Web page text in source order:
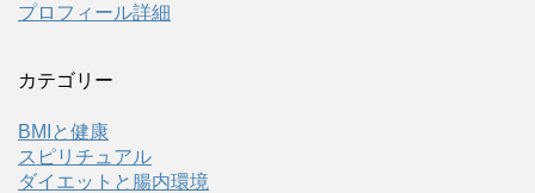
プロフィール詳細
カテゴリー
BMIと健康
スピリチュアル
ダイエットと腸内環境